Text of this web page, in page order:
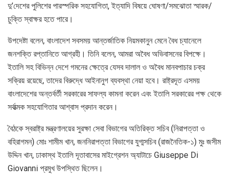
দু’দেশের পুলিশের পারস্পরিক সহযোগিতা, ইত্যাদি বিষয়ে ঘোষণা/সমঝোতা স্মারক/
চুক্তি স্বাক্ষর হতে পারে।
উপদেষ্টা বলেন, বাংলাদেশ সবসময় আন্তর্জাতিক নিয়মকানুন মেনে বৈধ চ্যানেলে
জনশক্তি রপ্তানিতে আগ্রহী। তিনি বলেন, আমরা অবৈধ অভিবাসনের বিপক্ষে।
ইতালি সহ বিভিন্ন দেশে গমনের ক্ষেত্রে যেসব দালাল ও অবৈধ মানবপাচার চক্র
সক্রিয় রয়েছে, তাদের বিরুদ্ধে আইনানুগ ব্যবস্থা নেয়া হবে। রাষ্ট্রদূত এসময়
বাংলাদেশের অন্তর্বর্তী সরকারের সাফল্য কামনা করেন এবং ইতালি সরকারের পক্ষ থেকে
সর্বাত্মক সহযোগিতার আশ্বাস প্রদান করেন।
বৈঠকে স্বরাষ্ট্র মন্ত্রণালয়ের সুরক্ষা সেবা বিভাগের অতিরিক্ত সচিব (নিরাপত্তা ও
বহিরাগমন) মোঃ শামীম খান, জননিরাপত্তা বিভাগের যুগ্মসচিব (রাজনৈতিক-১) মুঃ জসীম
উদ্দিন খান, ঢাকাস্থ ইতালি দূতাবাসের মাইগ্রেশন অ্যাটাচে Giuseppe Di
Giovanni প্রমুখ উপস্থিত ছিলেন।